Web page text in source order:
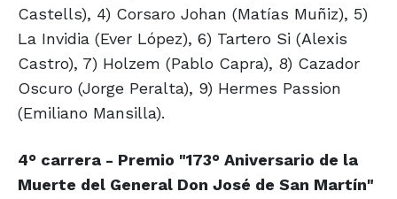
Castells), 4) Corsaro Johan (Matías Muñiz), 5)
La Invidia (Ever López), 6) Tartero Si (Alexis
Castro), 7) Holzem (Pablo Capra), 8) Cazador
Oscuro (Jorge Peralta), 9) Hermes Passion
(Emiliano Mansilla).
4° carrera - Premio "173° Aniversario de la
Muerte del General Don José de San Martín"